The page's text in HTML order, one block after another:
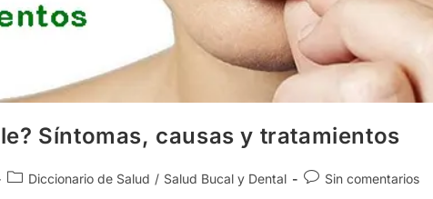
Síntomas, causas y tratamientos
Categoría
Diccionario de Salud / Salud Bucal y Dental
Comentarios
Sin comentarios